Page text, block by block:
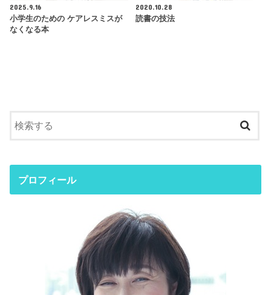
2025.9.16
小学生のための ケアレスミスが
なくなる本
2020.10.28
読書の技法
プロフィール